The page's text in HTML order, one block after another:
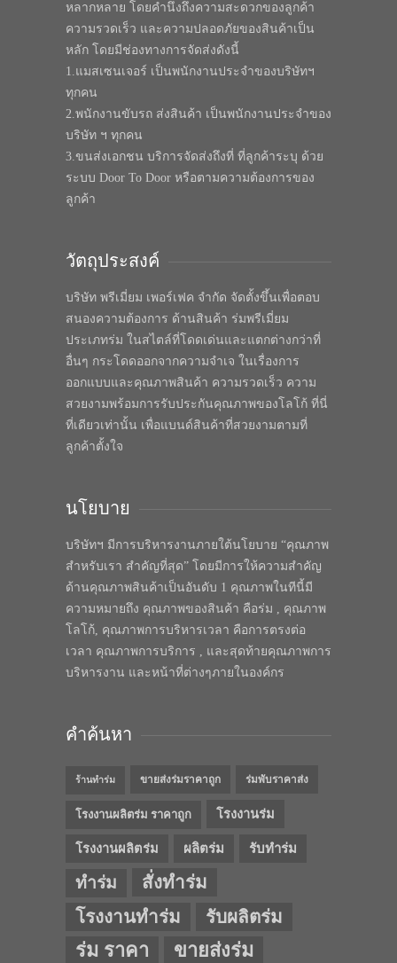
หลากหลาย โดยคำนึงถึงความสะดวกของลูกค้า
ความรวดเร็ว และความปลอดภัยของสินค้าเป็น
หลัก โดยมีช่องทางการจัดส่งดังนี้
1.แมสเซนเจอร์ เป็นพนักงานประจำของบริษัทฯ
ทุกคน
2.พนักงานขับรถ ส่งสินค้า เป็นพนักงานประจำของ
บริษัท ฯ ทุกคน
3.ขนส่งเอกชน บริการจัดส่งถึงที่ ที่ลูกค้าระบุ ด้วย
ระบบ Door To Door หรือตามความต้องการของ
ลูกค้า
วัตถุประสงค์
บริษัท พรีเมี่ยม เพอร์เฟค จำกัด จัดตั้งขึ้นเพื่อตอบ
สนองความต้องการ ด้านสินค้า ร่มพรีเมี่ยม
ประเภทร่ม ในสไตล์ที่โดดเด่นและแตกต่างกว่าที่
อื่นๆ กระโดดออกจากความจำเจ ในเรื่องการ
ออกแบบและคุณภาพสินค้า ความรวดเร็ว ความ
สวยงามพร้อมการรับประกันคุณภาพของโลโก้ ที่นี่
ที่เดียวเท่านั้น เพื่อแบนด์สินค้าที่สวยงามตามที่
ลูกค้าตั้งใจ
นโยบาย
บริษัทฯ มีการบริหารงานภายใต้นโยบาย “คุณภาพ
สำหรับเรา สำคัญที่สุด” โดยมีการให้ความสำคัญ
ด้านคุณภาพสินค้าเป็นอันดับ 1 คุณภาพในทีนี้มี
ความหมายถึง คุณภาพของสินค้า คือร่ม , คุณภาพ
โลโก้, คุณภาพการบริหารเวลา คือการตรงต่อ
เวลา คุณภาพการบริการ , และสุดท้ายคุณภาพการ
บริหารงาน และหน้าที่ต่างๆภายในองค์กร
คำค้นหา
ร้านทำร่ม ขายส่งร่มราคาถูก ร่มพับราคาส่ง
โรงงานผลิตร่ม ราคาถูก โรงงานร่ม
โรงงานผลิตร่ม ผลิตร่ม รับทำร่ม
ทำร่ม
สั่งทำร่ม
โรงงานทำร่ม
รับผลิตร่ม
ร่ม ราคา ขายส่งร่ม